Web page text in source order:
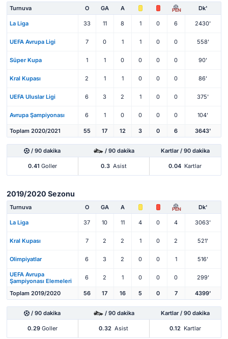
Turnuva O GA A PEN Dk'
La Liga 33 11 8 1 0 6 2430'
UEFA Avrupa Ligi 7 0 1 1 0 0 558'
Süper Kupa 1 1 0 0 0 0 90'
Kral Kupası 2 1 1 0 0 0 86'
UEFA Uluslar Ligi 6 3 2 1 0 0 375'
Avrupa Şampiyonası 6 1 0 0 0 0 104'
Toplam 2020/2021 55 17 12 3 0 6 3643'
/ 90 dakika / 90 dakika Kartlar / 90 dakika
0.41 Goller 0.3 Asist 0.04 Kartlar
2019/2020 Sezonu
Turnuva O GA A PEN Dk'
La Liga 37 10 11 4 0 4 3063'
Kral Kupası 7 2 2 1 0 2 521'
Olimpiyatlar 6 3 2 0 0 1 516'
UEFA Avrupa
Şampiyonası Elemeleri
6 2 1 0 0 0 299'
Toplam 2019/2020 56 17 16 5 0 7 4399'
/ 90 dakika / 90 dakika Kartlar / 90 dakika
0.29Goller 0.32 Asist 0.12 Kartlar